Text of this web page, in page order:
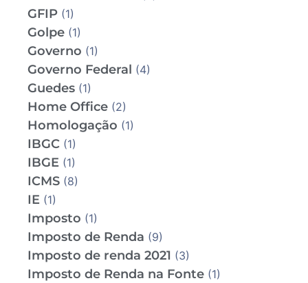
GFIP (1)
Golpe (1)
Governo (1)
Governo Federal (4)
Guedes (1)
Home Office (2)
Homologação (1)
IBGC (1)
IBGE (1)
ICMS (8)
IE (1)
Imposto (1)
Imposto de Renda (9)
Imposto de renda 2021 (3)
Imposto de Renda na Fonte (1)